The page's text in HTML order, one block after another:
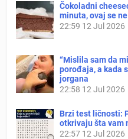
Čokoladni
minuta, ovaj se
22:59 12 Jul 2026
“Mislila sam da
porođaja, a kada
jorgana
22:58 12 Jul 2026
Brzi test ličnosti:
otkrivaju šta vam
22:57 12 Jul 2026